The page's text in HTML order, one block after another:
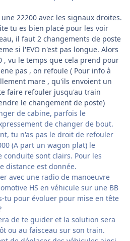
22200 avec les signaux droites.
tu es bien placé pour les voir
il faut 2 changements de poste
si l'EVO n'est pas longue. Alors
, vu le temps que cela prend pour
pas , on refoule ( Pour info à
mare , qu'ils envoient un
faire refouler jusqu'au train
le changement de poste)
de cabine, parfois le
de changer de bout.
tu n'as pas le droit de refouler
(A part un wagon plat) le
sont clairs. Pour les
distance est donnée.
avec une radio de manoeuvre
HS en véhicule sur une BB
tu pour évoluer pour mise en tête
de te guider et la solution sera
ou au faisceau sur son train.